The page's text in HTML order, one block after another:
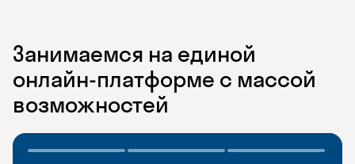
Занимаемся на единой
онлайн-платформе с массой
возможностей